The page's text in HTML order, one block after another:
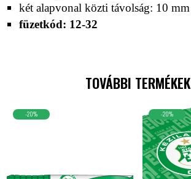
két alapvonal közti távolság: 10 mm
füzetkód: 12-32
TOVÁBBI TERMÉKEK
-20% -20%